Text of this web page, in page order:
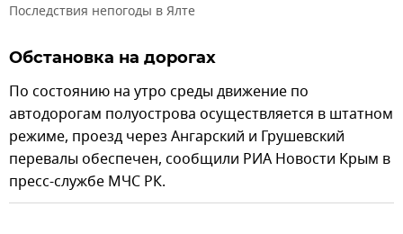
Последствия непогоды в Ялте
Обстановка на дорогах
По состоянию на утро среды движение по
автодорогам полуострова осуществляется в штатном
режиме, проезд через Ангарский и Грушевский
перевалы обеспечен, сообщили РИА Новости Крым в
пресс-службе МЧС РК.